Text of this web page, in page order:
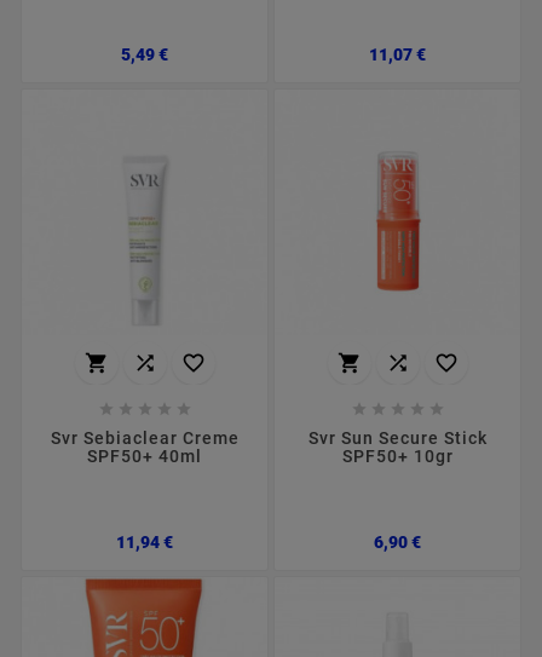
5,49 €Preço 11,07 €Preço
  
    
Svr Sebiaclear Creme
SPF50+ 40ml
11,94 €Preço
  
    
Svr Sun Secure Stick
SPF50+ 10gr
6,90 €Preço